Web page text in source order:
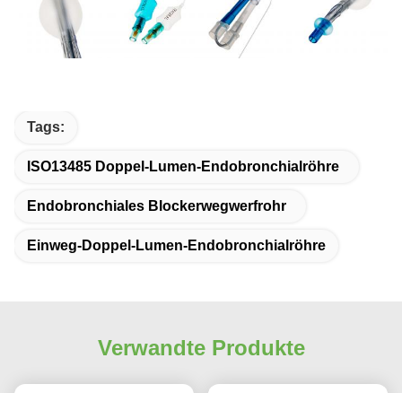
Tags:
ISO13485 Doppel-Lumen-Endobronchialröhre
Endobronchiales Blockerwegwerfrohr
Einweg-Doppel-Lumen-Endobronchialröhre
Verwandte Produkte